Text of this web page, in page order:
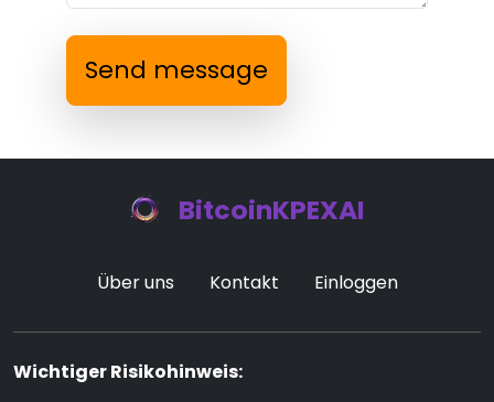
Send message
BitcoinKPEXAI
Über uns Kontakt Einloggen
Wichtiger Risikohinweis: